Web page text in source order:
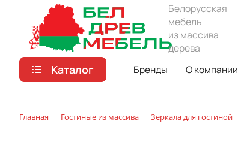
Белорусская
мебель
из массива
дерева
Каталог Бренды О компании
Главная Гостиные из массива Зеркала для гостиной